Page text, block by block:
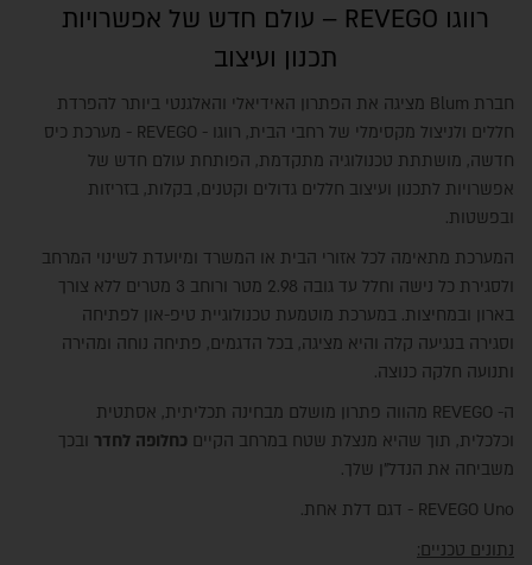
רווגו REVEGO – עולם חדש של אפשרויות
תכנון ועיצוב
חברת Blum מציגה את הפתרון האידיאלי והאלגנטי ביותר להפרדת
חללים ולניצול מקסימלי של רחבי הבית, רווגו - REVEGO - מערכת כיס
חדשה, מושתתת טכנולוגיה מתקדמת, הפותחת עולם חדש של
אפשרויות לתכנון ועיצוב חללים גדולים וקטנים, בקלות, בזריזות
ובפשטות.
המערכת מתאימה לכל אזורי הבית או המשרד ומיועדת לשינוי המרחב
ולסגירת כל נישה וחלל עד גובה 2.98 מטר ורוחב 3 מטרים ללא צורך
בארון ובמחיצות. במערכת מוטמעת טכנולוגיית טיפ-און לפתיחה
וסגירה בנגיעה קלה והיא מציגה, בכל הדגמים, פתיחה נוחה ומהירה
ותנועה חלקה כנוצה.
ה- REVEGO מהווה פתרון מושלם מבחינה תכליתית, אסתטית
וכלכלית, תוך שהיא מנצלת שטח במרחב הקיים כחלופה לחדר ובכך
משביחה את הנדל"ן שלך.
REVEGO Uno - דגם דלת אחת.
נתונים טכניים: